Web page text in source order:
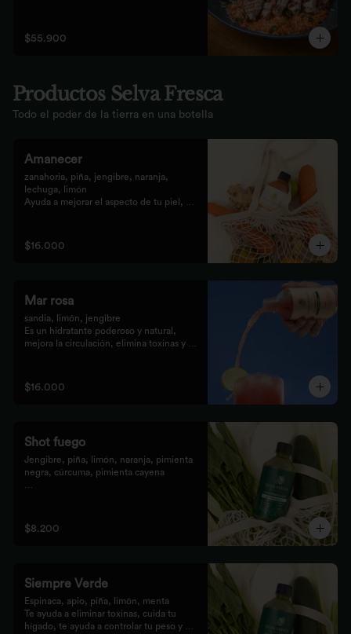
grill.
$55.900
Productos Selva Fresca
Todo el poder de la tierra en una botella
Amanecer
zanahoria, piña, jengibre, naranja,
lechuga, limón
Ayuda a mejorar el aspecto de tu piel,
celular
$16.000
Mar rosa
sandia, limón, jengibre
Es un hidratante poderoso y natural,
mejora la circulación, elimina toxinas y
$16.000
Shot fuego
Jengibre, piña, limón, naranja, pimienta
negra, cúrcuma, pimienta cayena
inflamación del organismo.
recomendamos tomarlo solo con soda o
$8.200
Siempre Verde
Espinaca, apio, piña, limón, menta
Te ayuda a eliminar toxinas, cuida tu
hígado, te ayuda a controlar tu peso y